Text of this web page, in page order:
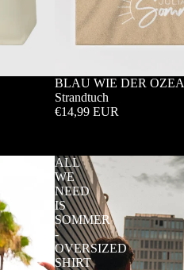
BLAU WIE DER
Strandtuch
€14,99 EUR
ALL
WE
NEED
IS
SOMMER
-
OVERSIZED
SHIRT